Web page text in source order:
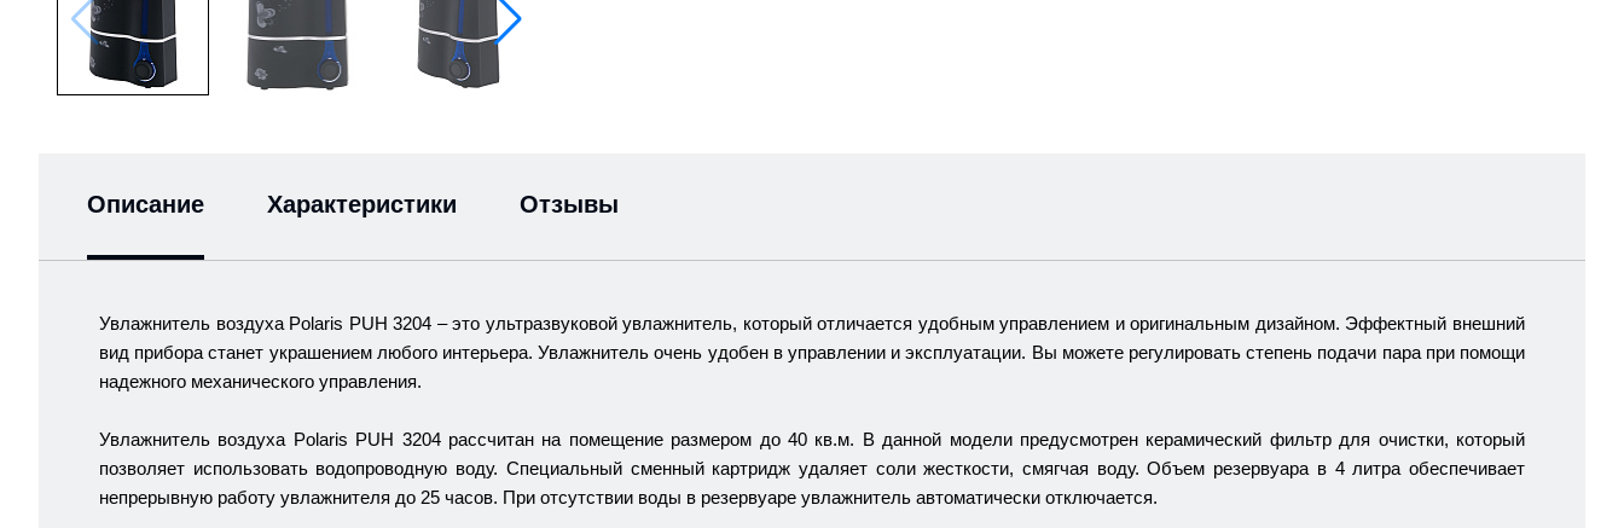
Описание Характеристики Отзывы
Увлажнитель воздуха Polaris PUH 3204 – это ультразвуковой увлажнитель, который отличается удобным управлением и оригинальным дизайном. Эффектный внешний
вид прибора станет украшением любого интерьера. Увлажнитель очень удобен в управлении и эксплуатации. Вы можете регулировать степень подачи пара при помощи
надежного механического управления.
Увлажнитель воздуха Polaris PUH 3204 рассчитан на помещение размером до 40 кв.м. В данной модели предусмотрен керамический фильтр для очистки, который
позволяет использовать водопроводную воду. Специальный сменный картридж удаляет соли жесткости, смягчая воду. Объем резервуара в 4 литра обеспечивает
непрерывную работу увлажнителя до 25 часов. При отсутствии воды в резервуаре увлажнитель автоматически отключается.